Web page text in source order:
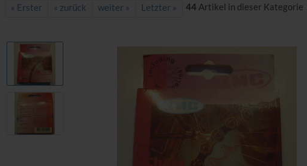
« Erster « zurück weiter » Letzter » 44 Artikel in dieser Kategorie